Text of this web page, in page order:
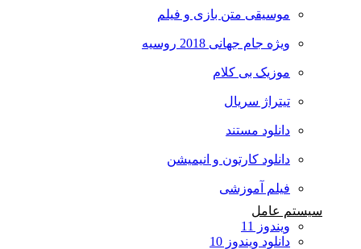
موسیقی متن بازی و فیلم
ویژه جام جهانی 2018 روسیه
موزیک بی کلام
تیتراژ سریال
دانلود مستند
دانلود کارتون و انیمیشن
فیلم آموزشی
سیستم عامل
ویندوز 11
دانلود ویندوز 10